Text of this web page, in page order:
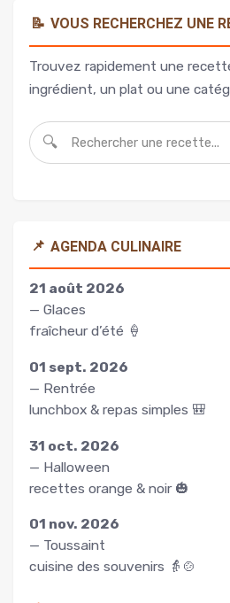
📝 VOUS RECHERCHEZ UNE
Trouvez rapidement une
ingrédient, un plat ou une
🔍
📌 AGENDA CULINAIRE
21 août 2026
— Glaces
fraîcheur d’été 🍦
01 sept. 2026
— Rentrée
lunchbox & repas simples 🎒
31 oct. 2026
— Halloween
recettes orange & noir 🎃
01 nov. 2026
— Toussaint
cuisine des souvenirs 👵🍲